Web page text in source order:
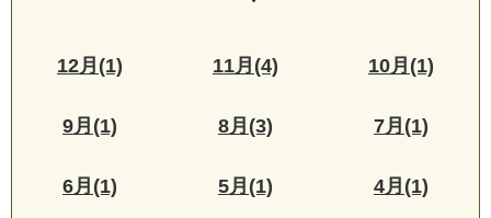
12月(1) 11月(4) 10月(1)
9月(1) 8月(3) 7月(1)
6月(1) 5月(1) 4月(1)